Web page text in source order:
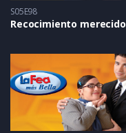
S05E98
Recocimiento merecido